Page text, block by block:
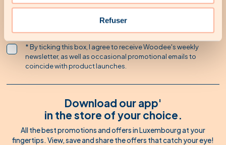
Refuser
* By ticking this box, I agree to receive Woodee's weekly
newsletter, as well as occasional promotional emails to
coincide with product launches.
Download our app'
in the store of your choice.
All the best promotions and offers in Luxembourg at your
fingertips. View, save and share the offers that catch your eye!